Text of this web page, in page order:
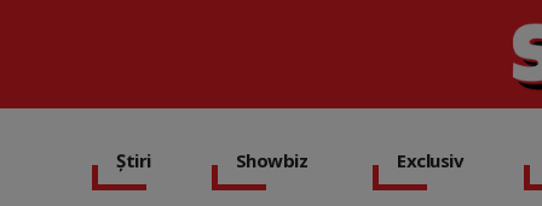
Știri Showbiz Exclusiv